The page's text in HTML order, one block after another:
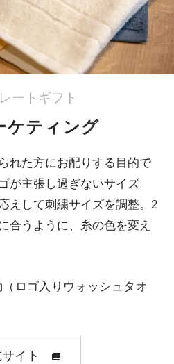
ートギフト
ケティング
れた方にお配りする目的で
が主張し過ぎないサイズ
えして刺繍サイズを調整。2
合うように、糸の色を変え
ロゴ入りウォッシュタオ
イト